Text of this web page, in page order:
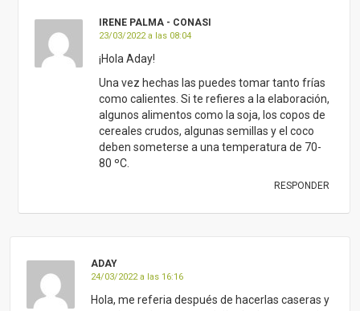
IRENE PALMA - CONASI
23/03/2022 a las 08:04
¡Hola Aday!
Una vez hechas las puedes tomar tanto frías
como calientes. Si te refieres a la elaboración,
algunos alimentos como la soja, los copos de
cereales crudos, algunas semillas y el coco
deben someterse a una temperatura de 70-
80 ºC.
RESPONDER
ADAY
24/03/2022 a las 16:16
Hola, me referia después de hacerlas caseras y